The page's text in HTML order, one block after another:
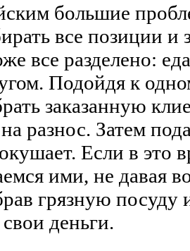
большие
все позиции и
все разделено:
Подойдя к
заказанную
разнос. Затем
Если в это
ими, не давая
грязную посуду
деньги.